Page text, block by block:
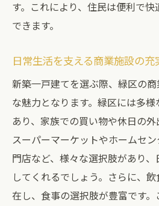
す。これにより、住民は便利で
できます。
日常生活を支える商業施設の充
新築一戸建てを選ぶ際、緑区の
な魅力となります。緑区には多
あり、家族での買い物や休日の外
スーパーマーケットやホームセ
門店など、様々な選択肢があり
してくれるでしょう。さらに、
在し、食事の選択肢が豊富です